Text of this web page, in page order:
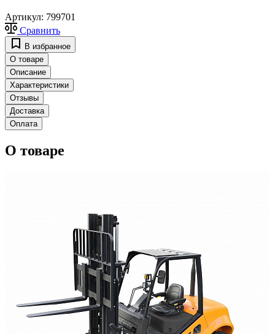
Артикул: 799701
Сравнить
В избранное
О товаре
Описание
Характеристики
Отзывы
Доставка
Оплата
О товаре